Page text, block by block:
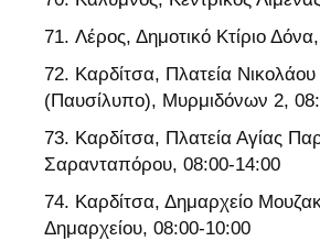
Λέρος, Δημοτικό Κτίριο
Καρδίτσα, Πλατεία
(Παυσίλυπο), Μυρμιδόνων 2,
Καρδίτσα, Πλατεία Αγίας
Σαρανταπόρου, 08:00-14:00
Καρδίτσα, Δημαρχείο
Δημαρχείου, 08:00-10:00